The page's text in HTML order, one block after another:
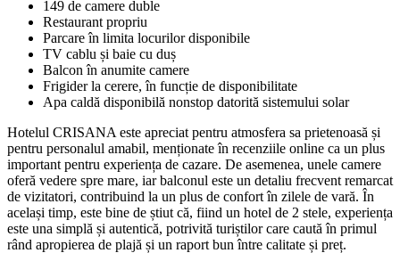
149 de camere duble
Restaurant propriu
Parcare în limita locurilor disponibile
TV cablu și baie cu duș
Balcon în anumite camere
Frigider la cerere, în funcție de disponibilitate
Apa caldă disponibilă nonstop datorită sistemului solar
Hotelul CRISANA este apreciat pentru atmosfera sa prietenoasă și
pentru personalul amabil, menționate în recenziile online ca un plus
important pentru experiența de cazare. De asemenea, unele camere
oferă vedere spre mare, iar balconul este un detaliu frecvent remarcat
de vizitatori, contribuind la un plus de confort în zilele de vară. În
același timp, este bine de știut că, fiind un hotel de 2 stele, experiența
este una simplă și autentică, potrivită turiștilor care caută în primul
rând apropierea de plajă și un raport bun între calitate și preț.